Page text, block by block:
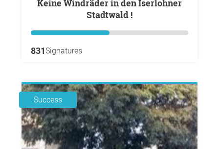
Keine Windräder in den Iserlohner
Stadtwald !
831Signatures
Success